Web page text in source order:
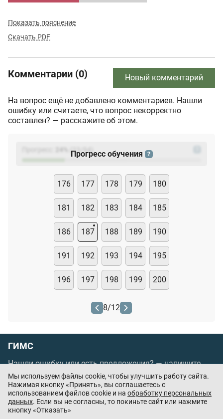
Показать пояснение
Скачать PDF
Комментарии (0) Новый комментарий
На вопрос ещё не добавлено комментариев. Нашли
ошибку или считаете, что вопрос некорректно
составлен? — расскажите об этом.
(23
Прогресс обучения ?
176 177 178 179 180
181 182 183 184 185
186 187 188 189 190
191 192 193 194 195
196 197 198 199 200
8/12
ГИМС
Нашли ошибку или есть предложения? —напишите
нам
Порядок проведения оплаты по банковским
картам/Цены/Оферта
Приложения партнёров:
Мы используем файлы cookie, чтобы улучшить работу сайта.
Нажимая кнопку «Принять», вы соглашаетесь с
использованием файлов cookie и на обработку персональных
данных. Если вы не согласны, то покиньте сайт или нажмите
кнопку «Отказать»